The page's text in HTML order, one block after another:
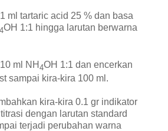
ml tartaric acid 25 % dan basa
4OH 1:1 hingga larutan berwarna
ml NH 4OH 1:1 dan encerkan
sampai kira-kira 100 ml.
kira-kira 0.1 gr indikator
dengan larutan standard
terjadi perubahan warna